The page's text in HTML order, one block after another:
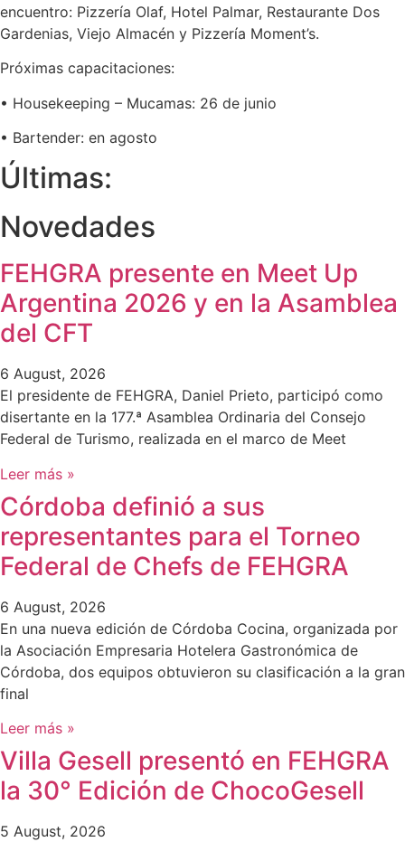
encuentro: Pizzería Olaf, Hotel Palmar, Restaurante Dos
Gardenias, Viejo Almacén y Pizzería Moment’s.
Próximas capacitaciones:
• Housekeeping – Mucamas: 26 de junio
• Bartender: en agosto
Últimas:
Novedades
FEHGRA presente en Meet Up
Argentina 2026 y en la Asamblea
del CFT
6 August, 2026
El presidente de FEHGRA, Daniel Prieto, participó como
disertante en la 177.ª Asamblea Ordinaria del Consejo
Federal de Turismo, realizada en el marco de Meet
Leer más »
Córdoba definió a sus
representantes para el Torneo
Federal de Chefs de FEHGRA
6 August, 2026
En una nueva edición de Córdoba Cocina, organizada por
la Asociación Empresaria Hotelera Gastronómica de
Córdoba, dos equipos obtuvieron su clasificación a la gran
final
Leer más »
Villa Gesell presentó en FEHGRA
la 30° Edición de ChocoGesell
5 August, 2026